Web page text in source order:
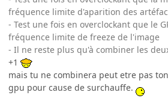
fréquence limite d'aparition des
- Test une fois en overclockant que le
fréquence limite de freeze de l'image
- Il ne reste plus qu'à combiner les
+1
mais tu ne combinera peut etre pas
gpu pour cause de surchauffe.